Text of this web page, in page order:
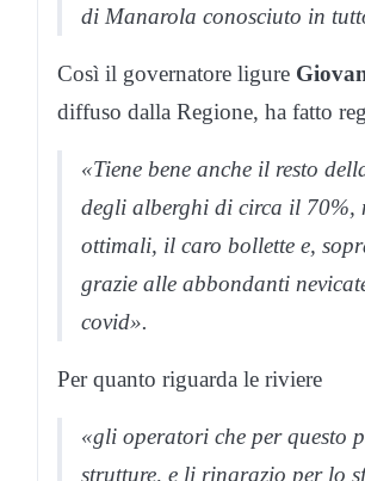
di Manarola conosciuto in
Così il governatore ligure
diffuso dalla Regione, ha fatto
«Tiene bene anche il resto
degli alberghi di circa il 70%,
ottimali, il caro bollette e,
grazie alle abbondanti
covid».
Per quanto riguarda le riviere
«gli operatori che per questo
strutture, e li ringrazio per lo